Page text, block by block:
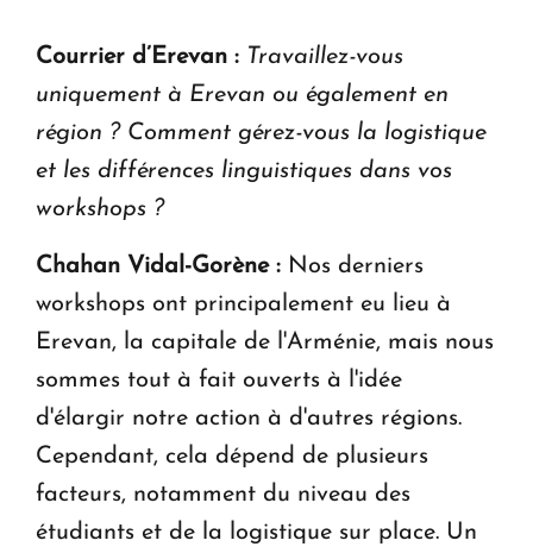
Courrier d’Erevan : Travaillez-vous
uniquement à Erevan ou également en
région ? Comment gérez-vous la logistique
et les différences linguistiques dans vos
workshops ?
Chahan Vidal-Gorène : Nos derniers
workshops ont principalement eu lieu à
Erevan, la capitale de l'Arménie, mais nous
sommes tout à fait ouverts à l'idée
d'élargir notre action à d'autres régions.
Cependant, cela dépend de plusieurs
facteurs, notamment du niveau des
étudiants et de la logistique sur place. Un